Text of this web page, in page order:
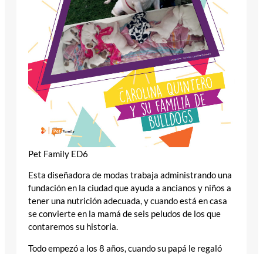
Pet Family ED6
Esta diseñadora de modas trabaja administrando una
fundación en la ciudad que ayuda a ancianos y niños a
tener una nutrición adecuada, y cuando está en casa
se convierte en la mamá de seis peludos de los que
contaremos su historia.
Todo empezó a los 8 años, cuando su papá le regaló